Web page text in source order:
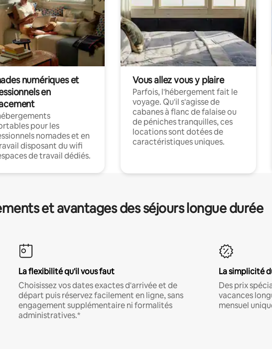
numériques et
en
pour les
nomades et en
disposant du wifi
de travail dédiés.
Vous allez vous y plaire
Parfois, l'hébergement fait le
voyage. Qu'il s'agisse de
cabanes à flanc de falaise ou
de péniches tranquilles, ces
locations sont dotées de
caractéristiques uniques.
et avantages des séjours longue durée
La flexibilité qu'il vous faut
Choisissez vos dates exactes d'arrivée et de
départ puis réservez facilement en ligne, sans
engagement supplémentaire ni formalités
administratives.*
La simplicité
Des prix
vacances
mensuel